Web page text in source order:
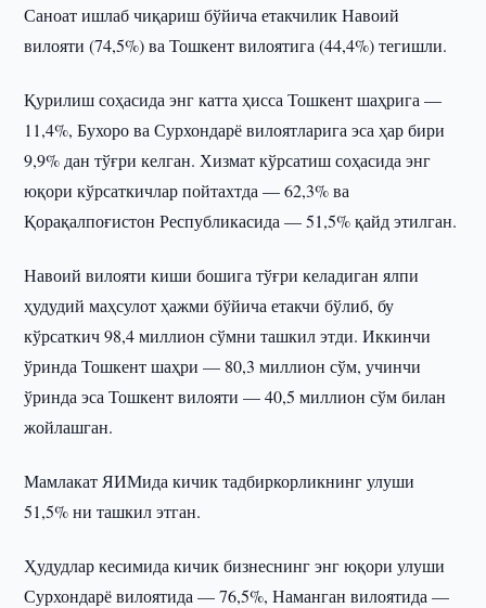
Саноат ишлаб чиқариш бўйича етакчилик Навоий
вилояти (74,5%) ва Тошкент вилоятига (44,4%) тегишли.
Қурилиш соҳасида энг катта ҳисса Тошкент шаҳрига —
11,4%, Бухоро ва Сурхондарё вилоятларига эса ҳар бири
9,9% дан тўғри келган. Хизмат кўрсатиш соҳасида энг
юқори кўрсаткичлар пойтахтда — 62,3% ва
Қорақалпоғистон Республикасида — 51,5% қайд этилган.
Навоий вилояти киши бошига тўғри келадиган ялпи
ҳудудий маҳсулот ҳажми бўйича етакчи бўлиб, бу
кўрсаткич 98,4 миллион сўмни ташкил этди. Иккинчи
ўринда Тошкент шаҳри — 80,3 миллион сўм, учинчи
ўринда эса Тошкент вилояти — 40,5 миллион сўм билан
жойлашган.
Мамлакат ЯИМида кичик тадбиркорликнинг улуши
51,5% ни ташкил этган.
Ҳудудлар кесимида кичик бизнеснинг энг юқори улуши
Сурхондарё вилоятида — 76,5%, Наманган вилоятида —